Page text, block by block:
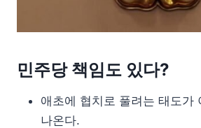
민주당 책임도 있다?
애초에 협치로 풀려는 태도가
나온다.